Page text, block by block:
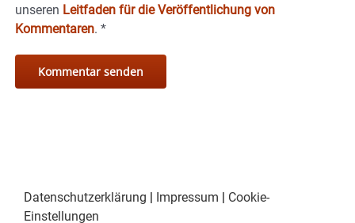
unseren Leitfaden für die Veröffentlichung von
Kommentaren. *
Datenschutzerklärung Impressum
Cookie-
Einstellungen